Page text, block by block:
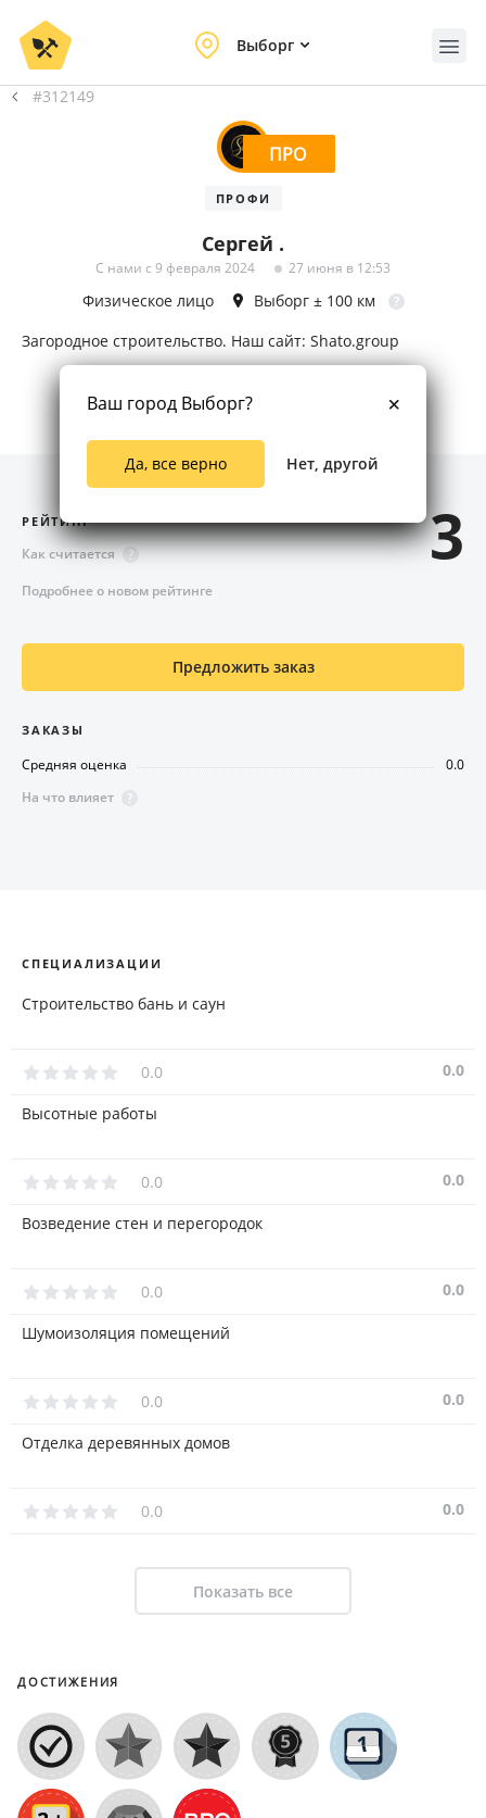
Выборг
#312149
ПРО
ПРОФИ
Сергей .
С нами с 9 февраля 2024 27 июня в 12:53
Физическое лицо Выборг± 100 км ?
Загородное строительство. Наш сайт: Shato.group
3
РЕЙТИНГ
Как считается
?
Подробнее о новом рейтинге
Предложить заказ
ЗАКАЗЫ
Средняя оценка
0.0
На что влияет
?
СПЕЦИАЛИЗАЦИИ
Строительство бань и саун
0.0 0.0
Высотные работы
0.0 0.0
Возведение стен и перегородок
0.0 0.0
Шумоизоляция помещений
0.0 0.0
Отделка деревянных домов
0.0 0.0
Показать все
ДОСТИЖЕНИЯ
Ваш город Выборг?
Да, все верно Нет, другой